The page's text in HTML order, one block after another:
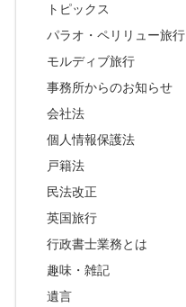
トピックス
パラオ・ペリリュー旅行
モルディブ旅行
事務所からのお知らせ
会社法
個人情報保護法
戸籍法
民法改正
英国旅行
行政書士業務とは
趣味・雑記
遺言